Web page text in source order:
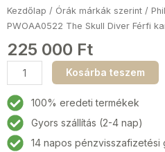
Kezdőlap / Órák márkák szerint /
PWOAA0522 The Skull Diver Férfi
225 000 Ft
Philipp
Plein
PWOAA0522
The
Skull
Diver
Kosárba teszem
100% eredeti termékek
Gyors szállítás (2-4 nap)
14 napos pénzvisszafizetési